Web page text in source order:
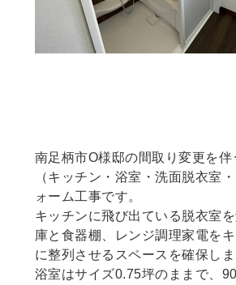
南足柄市O様邸の間取り変更を伴
（キッチン・浴室・洗面脱衣室
ォーム工事です。
キッチンに飛び出ている脱衣室
庫と食器棚、レンジ調理家電を
に整列させるスペースを確保しま
浴室はサイズ0.75坪のままで、